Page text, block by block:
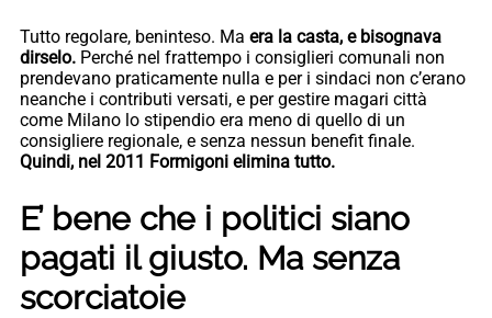
Tutto regolare, beninteso. Ma era la casta, e bisognava
dirselo. Perché nel frattempo i consiglieri comunali non
prendevano praticamente nulla e per i sindaci non c’erano
neanche i contributi versati, e per gestire magari città
come Milano lo stipendio era meno di quello di un
consigliere regionale, e senza nessun benefit finale.
Quindi, nel 2011 Formigoni elimina tutto.
E’ bene che i politici siano
pagati il giusto. Ma senza
scorciatoie